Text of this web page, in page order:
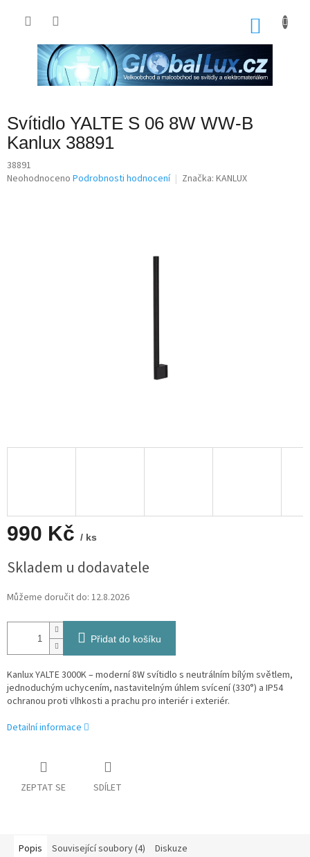
Svítidlo YALTE S 06 8W WW-B
Kanlux 38891
38891
Průměrné
Neohodnoceno Podrobnosti hodnocení Značka: KANLUX
990 Kč / ks
cena:
Skladem u dodavatele
Můžeme doručit do: 12.8.2026
Přidat do košíku
Kanlux YALTE 3000K – moderní 8W svítidlo s neutrálním bílým světlem,
jednoduchým uchycením, nastavitelným úhlem svícení (330°) a IP54
ochranou proti vlhkosti a prachu pro interiér i exteriér.
Detailní informace
ZEPTAT SE SDÍLET
Popis Související soubory (4) Diskuze